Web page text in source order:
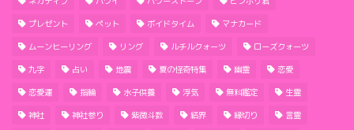
プレゼント ペット ボイドタイム マナカード
ムーンヒーリング リング ルチルクォーツ ローズクォーツ
九字 占い 地震 夏の怪奇特集 幽霊 恋愛
恋愛運 指輪 水子供養 浮気 無料鑑定 生霊
神社 神社参り 紫微斗数 結界 縁切り 言霊